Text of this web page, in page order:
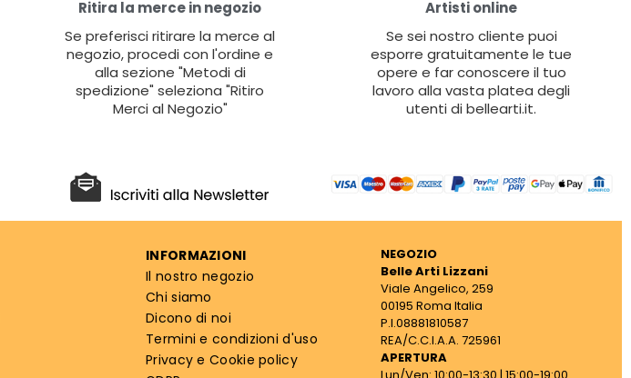
Ritira la merce in negozio
Se preferisci ritirare la merce al
negozio, procedi con l'ordine e
alla sezione "Metodi di
spedizione" seleziona "Ritiro
Merci al Negozio"
Artisti online
Se sei nostro cliente puoi
esporre gratuitamente le tue
opere e far conoscere il tuo
lavoro alla vasta platea degli
utenti di bellearti.it.
INFORMAZIONI
Il nostro negozio
Chi siamo
Dicono di noi
Termini e condizioni d'uso
Privacy e Cookie policy
NEGOZIO
Belle Arti Lizzani
Viale Angelico, 259
00195 Roma Italia
P.I.08881810587
REA/C.C.I.A.A. 725961
APERTURA